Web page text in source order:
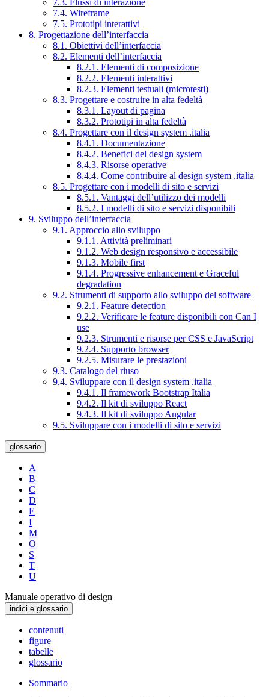
7.3. Flussi di interazione
7.4. Wireframe
7.5. Prototipi interattivi
8. Progettazione dell’interfaccia
8.1. Obiettivi dell’interfaccia
8.2. Elementi dell’interfaccia
8.2.1. Elementi di composizione
8.2.2. Elementi interattivi
8.2.3. Elementi testuali (microtesti)
8.3. Progettare e costruire in alta fedeltà
8.3.1. Layout di pagina
8.3.2. Prototipi in alta fedeltà
8.4. Progettare con il design system .italia
8.4.1. Documentazione
8.4.2. Benefici del design system
8.4.3. Risorse operative
8.4.4. Come contribuire al design system .italia
8.5. Progettare con i modelli di sito e servizi
8.5.1. Vantaggi dell’utilizzo dei modelli
8.5.2. I modelli di sito e servizi disponibili
9. Sviluppo dell’interfaccia
9.1. Approccio allo sviluppo
9.1.1. Attività preliminari
9.1.2. Web design responsivo e accessibile
9.1.3. Mobile first
9.1.4. Progressive enhancement e Graceful
degradation
9.2. Strumenti di supporto allo sviluppo del software
9.2.1. Feature detection
9.2.2. Verificare le feature disponibili con Can I
use
9.2.3. Strumenti e risorse per CSS e JavaScript
9.2.4. Supporto browser
9.2.5. Misurare le prestazioni
9.3. Catalogo del riuso
9.4. Sviluppare con il design system .italia
9.4.1. Il framework Bootstrap Italia
9.4.2. Il kit di sviluppo React
9.4.3. Il kit di sviluppo Angular
9.5. Sviluppare con i modelli di sito e servizi
glossario
A
B
C
D
E
I
M
O
S
T
U
Manuale operativo di design
indici e glossario
contenuti
figure
tabelle
glossario
Sommario